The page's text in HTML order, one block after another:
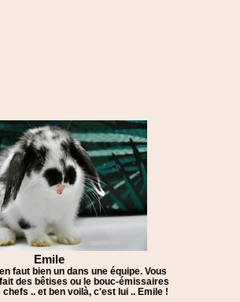
Emile
faut bien un dans une équipe. Vous
des bêtises ou le bouc-émissaires
.. et ben voilà, c'est lui .. Emile !